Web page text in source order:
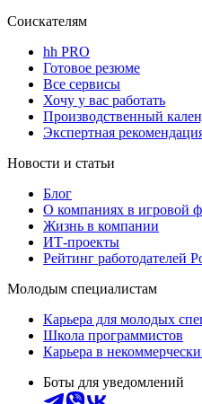
Соискателям
hh PRO
Готовое резюме
Все сервисы
Хочу у вас работать
Производственный
Экспертная
Новости и статьи
Блог
О компаниях в игровой
Жизнь в компании
ИТ-проекты
Рейтинг работодателей
Молодым специалистам
Карьера для молодых
Школа программистов
Карьера в
Боты для уведомлений